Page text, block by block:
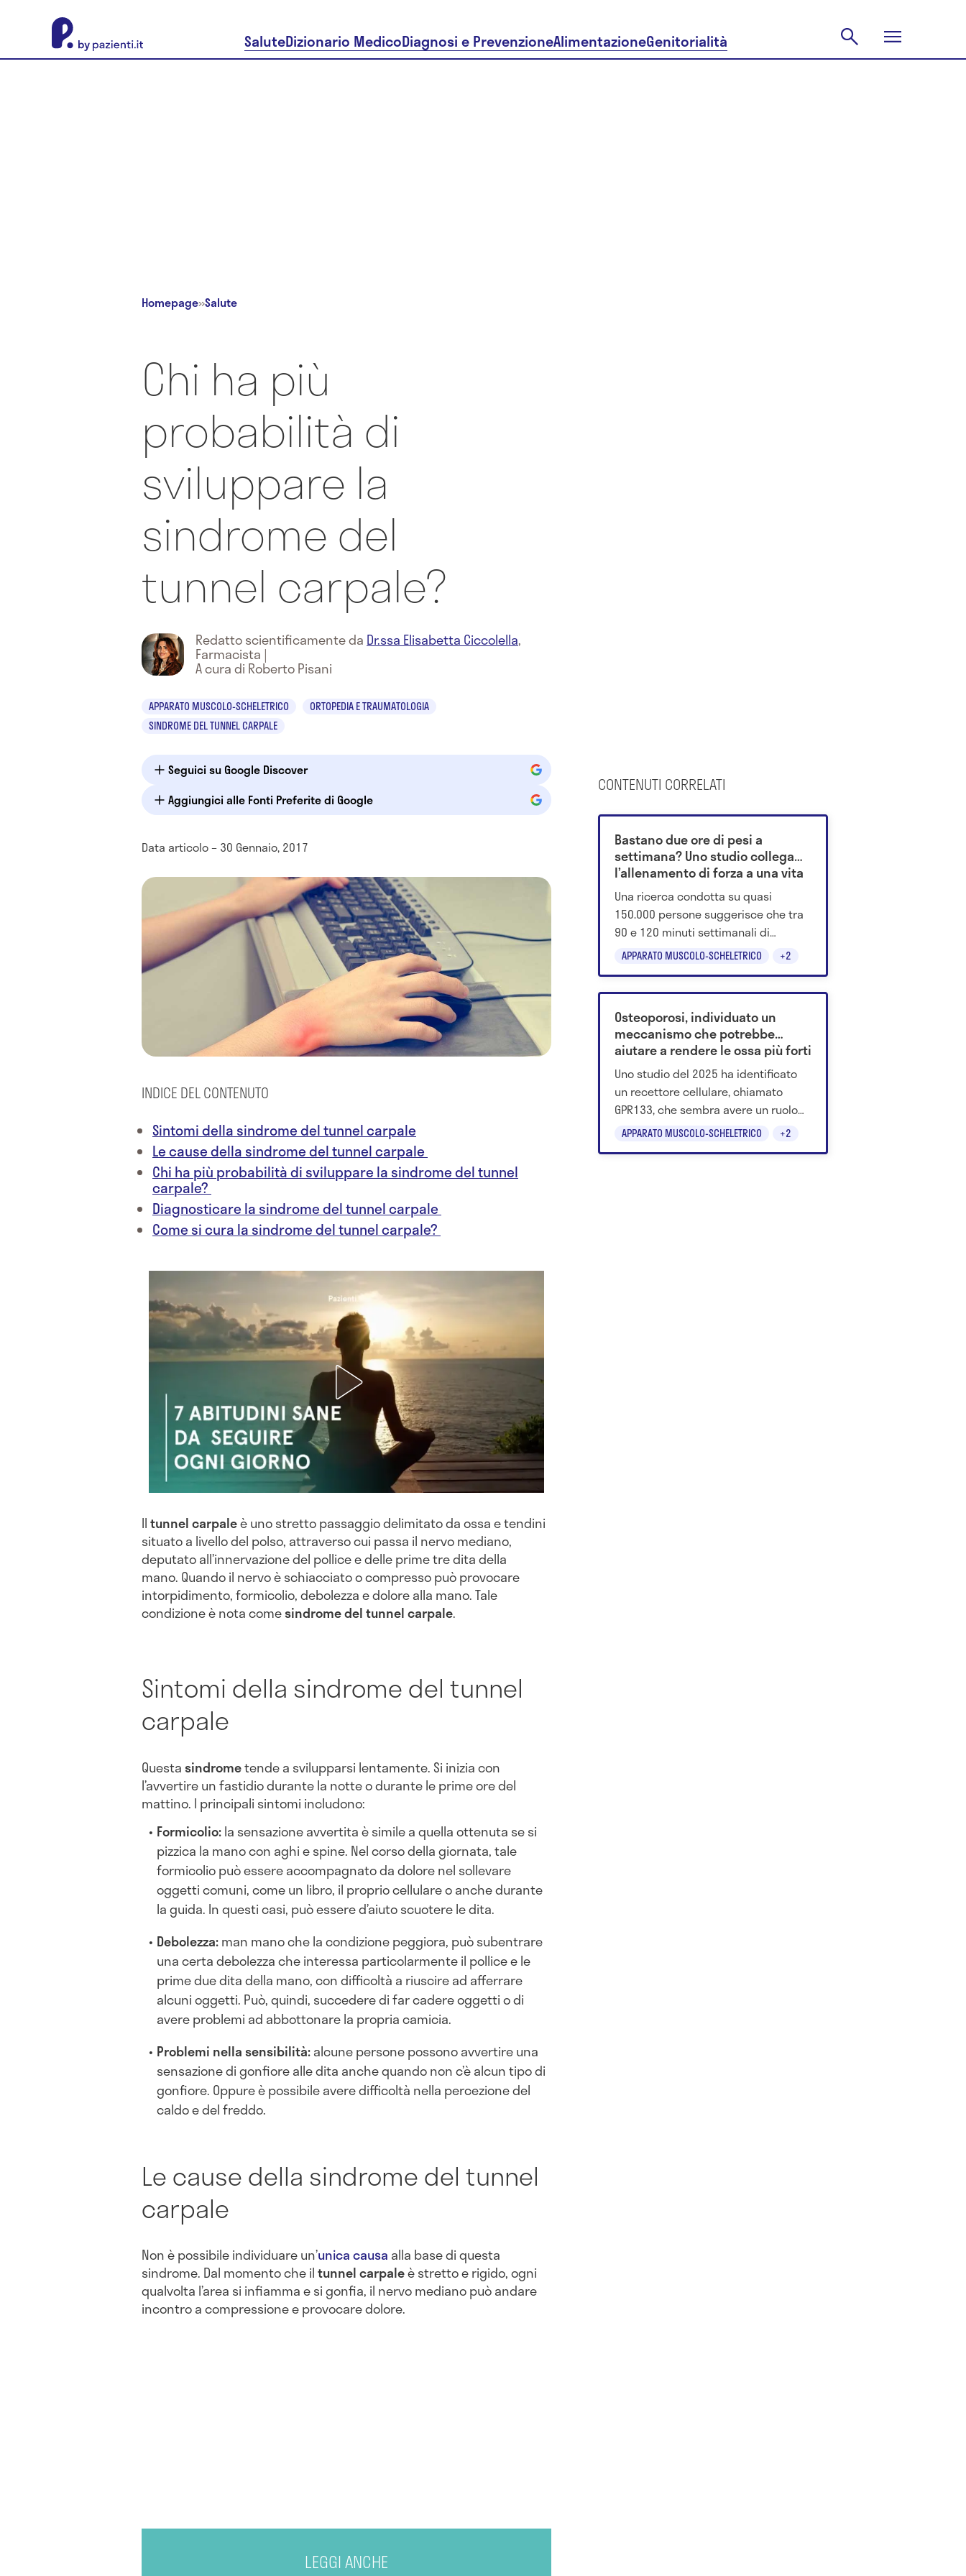
SaluteDizionario MedicoDiagnosi e PrevenzioneAlimentazioneGenitorialità
Homepage»Salute
Chi ha più
probabilità di
sviluppare la
sindrome del
tunnel carpale?
Redatto scientificamente da Dr.ssa Elisabetta Ciccolella,
Farmacista |
A cura di Roberto Pisani
APPARATO MUSCOLO-SCHELETRICO
ORTOPEDIA E TRAUMATOLOGIA
SINDROME DEL TUNNEL CARPALE
Seguici su Google Discover
Aggiungici alle Fonti Preferite di Google
Data articolo – 30 Gennaio, 2017
INDICE DEL CONTENUTO
Sintomi della sindrome del tunnel carpale
Le cause della sindrome del tunnel carpale
Chi ha più probabilità di sviluppare la sindrome del tunnel
carpale?
Diagnosticare la sindrome del tunnel carpale
Come si cura la sindrome del tunnel carpale?
Iltunnel carpaleè uno stretto passaggio delimitato da ossa e tendini
situato a livello del polso, attraverso cui passa il nervo mediano,
deputato all’innervazione del pollice e delle prime tre dita della
mano. Quando il nervo è schiacciato o compresso può provocare
intorpidimento, formicolio, debolezza e dolore alla mano. Tale
condizione è nota comesindrome del tunnel carpale.
Sintomi della sindrome del tunnel
carpale
Questasindrometende a svilupparsi lentamente. Si inizia con
l’avvertire un fastidio durante la notte o durante le prime ore del
mattino. I principali sintomi includono:
Formicolio:la sensazione avvertita è simile a quella ottenuta se si
pizzica la mano con aghi e spine. Nel corso della giornata, tale
formicolio può essere accompagnato da dolore nel sollevare
oggetti comuni, come un libro, il proprio cellulare o anche durante
la guida. In questi casi, può essere d’aiuto scuotere le dita.
Debolezza:man mano che la condizione peggiora, può subentrare
una certa debolezza che interessa particolarmente il pollice e le
prime due dita della mano, con difficoltà a riuscire ad afferrare
alcuni oggetti. Può, quindi, succedere di far cadere oggetti o di
avere problemi ad abbottonare la propria camicia.
Problemi nella sensibilità:alcune persone possono avvertire una
sensazione di gonfiore alle dita anche quando non c’è alcun tipo di
gonfiore. Oppure è possibile avere difficoltà nella percezione del
caldo e del freddo.
Le cause della sindrome del tunnel
carpale
Non è possibile individuare un’unica causa alla base di questa
sindrome. Dal momento che iltunnel carpaleè stretto e rigido, ogni
qualvolta l’area si infiamma e si gonfia, il nervo mediano può andare
incontro a compressione e provocare dolore.
LEGGI ANCHE
CONTENUTI CORRELATI
APPARATO MUSCOLO-SCHELETRICO +2
Bastano due ore di pesi a
settimana? Uno studio collega
l’allenamento di forza a una vita
più lunga
Una ricerca condotta su quasi
150.000 persone suggerisce che tra
90 e 120 minuti settimanali di
allenamento con i pesi potrebbero
APPARATO MUSCOLO-SCHELETRICO +2
Osteoporosi, individuato un
meccanismo che potrebbe
aiutare a rendere le ossa più forti
Uno studio del 2025 ha identificato
un recettore cellulare, chiamato
GPR133, che sembra avere un ruolo
importante nella densità ossea. Nei